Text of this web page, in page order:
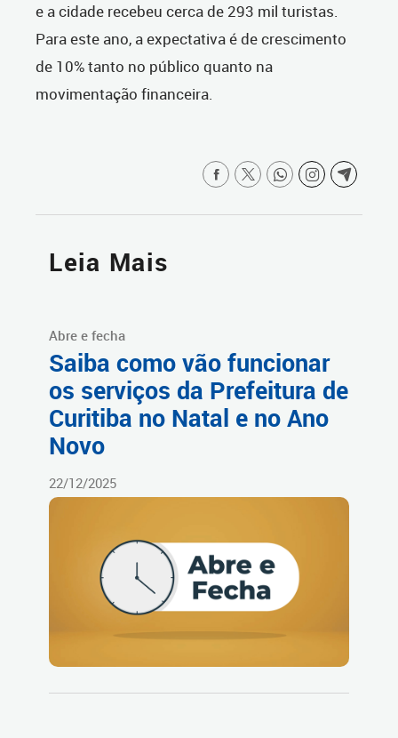
e a cidade recebeu cerca de 293 mil turistas.
Para este ano, a expectativa é de crescimento
de 10% tanto no público quanto na
movimentação financeira.
Leia Mais
Abre e fecha
Saiba como vão funcionar
os serviços da Prefeitura de
Curitiba no Natal e no Ano
Novo
22/12/2025